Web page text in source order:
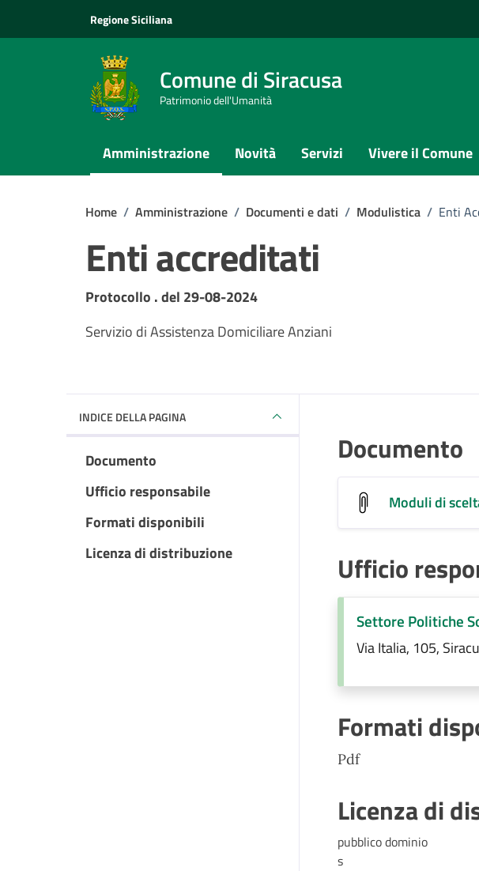
Regione Siciliana
Comune di Siracusa
Patrimonio dell'Umanità
Amministrazione Novità Servizi Vivere il Comune
Home / Amministrazione / Documenti e dati / Modulistica / Enti
Enti accreditati
Dettagli del documento
Protocollo . del 29-08-2024
Servizio di Assistenza Domiciliare Anziani
INDICE DELLA PAGINA
Documento
Ufficio responsabile
Formati disponibili
Licenza di distribuzione
Documento
Moduli di
Ufficio
Settore Politiche
Via Italia, 105,
Formati
Pdf
Licenza di
pubblico dominio
s